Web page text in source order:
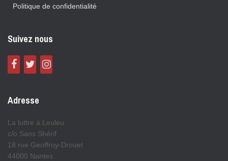
Politique de confidentialité
Suivez nous
Adresse
La luttre à Leuleu
c/o Sans Shérif
18 rue Geoffroy-Drouet
44000 Nantes